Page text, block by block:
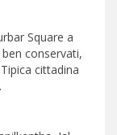
Square a
conservati,
cittadina